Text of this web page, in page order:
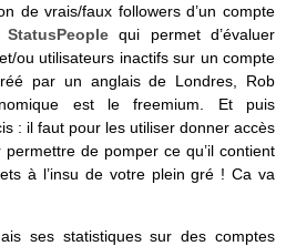
de vrais/faux followers d’un compte
StatusPeoplequi permet d’évaluer
ou utilisateurs inactifs sur un compte
par un anglais de Londres, Rob
est le freemium. Et puis
: il faut pour les utiliser donner accès
de pomper ce qu’il contient
à l’insu de votre plein gré ! Ca va
ses statistiques sur des comptes